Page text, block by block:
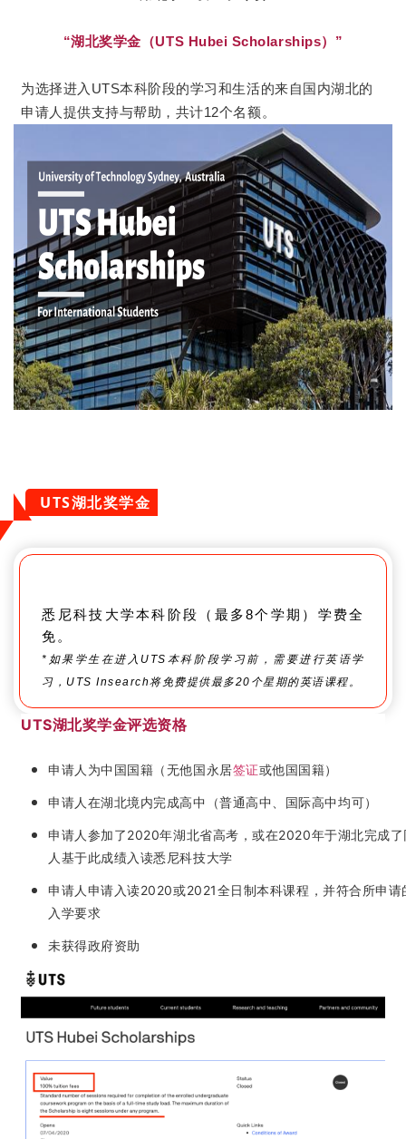
“湖北奖学金（UTS Hubei Scholarships）”
为选择进入UTS本科阶段的学习和生活的来自国内湖北的
申请人提供支持与帮助，共计12个名额。
UTS湖北奖学金
悉尼科技大学本科阶段（最多8个学期）学费全
免。
*如果学生在进入UTS本科阶段学习前，需要进行英语学
习，UTS Insearch将免费提供最多20个星期的英语课程。
UTS湖北奖学金评选资格
申请人为中国国籍（无他国永居签证或他国国籍）
申请人在湖北境内完成高中（普通高中、国际高中均可）
申请人参加了2020年湖北省高考，或在2020年于湖北完成
人基于此成绩入读悉尼科技大学
申请人申请入读2020或2021全日制本科课程，并符合所申
入学要求
未获得政府资助